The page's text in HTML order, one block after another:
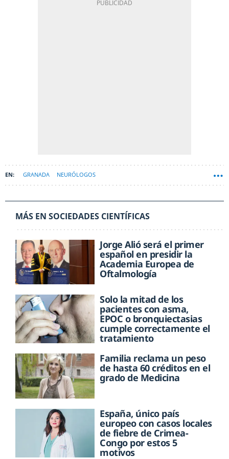
GRANADA NEURÓLOGOS
MÁS EN SOCIEDADES CIENTÍFICAS
Jorge Alió será el primer
español en presidir la
Academia Europea de
Oftalmología
Solo la mitad de los
pacientes con asma,
EPOC o bronquiectasias
cumple correctamente el
tratamiento
Familia reclama un peso
de hasta 60 créditos en el
grado de Medicina
España, único país
europeo con casos locales
de fiebre de Crimea-
Congo por estos 5
motivos